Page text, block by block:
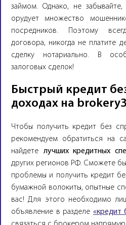
займом. Однако, не
орудует множество
посредников. Поэтому
договора, никогда не платите
сделку нотариально. В
залоговых сделок!
Быстрый кредит
доходах на
Чтобы получить кредит без
рекомендуем обратиться на
найдете лучших кредитных
других регионов РФ. Сможете
проблемы и получить кредит
бумажной волокиты, опытные
вас! Для этого необходимо
объявление в разделе «кредит